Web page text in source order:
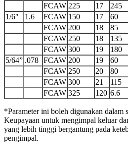
FCAW 225 17
245
1/6″
1.6 FCAW 150 17
60
FCAW 200 18
85
FCAW 250 18
135
FCAW 300 19
180
5/64” .078 FCAW 200 19
60
FCAW 250 20
80
FCAW 300 21
115
FCAW 325 120 6.6
*Parameter ini boleh digunakan dalam
Keupayaan untuk mengimpal keluar
yang lebih tinggi bergantung pada
pengimpal.